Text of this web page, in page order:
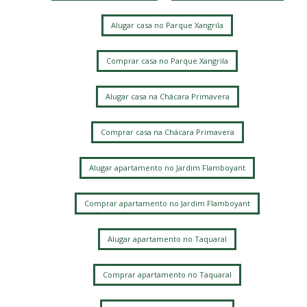
Loteamento Santa Ana do Atibaia (Sousas)
Loteamento Residencial Pedra Alta (Sousas)
Bairro das Palmeiras
Loteamento Alphaville Campinas
Jardim Chapadão
Fazenda Santa Cândida
Loteamento Caminhos de São Conrado (Sousas)
Ville Sainte Hélène
Residencial Estância Eudóxia (Barão Geraldo)
Vila Manoel Ferreira
Vila Mimosa
Jardim Chapadao
Jardim Pauliceia
Vila Rossi Borghi e Siqueira
Jardim Proença
Jardim das Paineiras
Parque Santa Bárbara
Jardim Flamboyant
Chácara Primavera
Loteamento Residencial Entre Verdes (Sousas)
Taquaral
Chacara Santa Margarida
Alugar casa no Parque Xangrila
Comprar casa no Parque Xangrila
Alugar casa na Chácara Primavera
Comprar casa na Chácara Primavera
Alugar apartamento no Jardim Flamboyant
Comprar apartamento no Jardim Flamboyant
Alugar apartamento no Taquaral
Comprar apartamento no Taquaral